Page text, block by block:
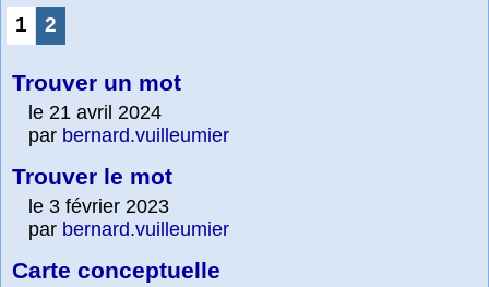
1 2
Trouver un mot
le 21 avril 2024
par bernard.vuilleumier
Trouver le mot
le 3 février 2023
par bernard.vuilleumier
Carte conceptuelle